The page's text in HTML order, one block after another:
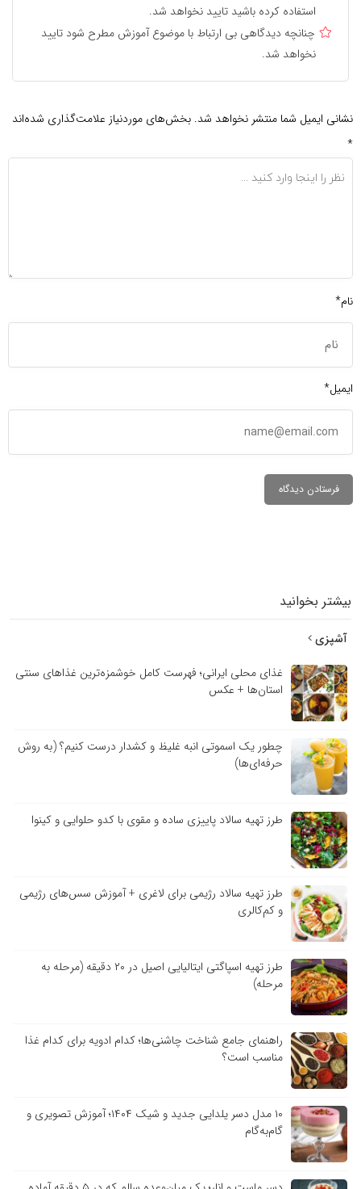
استفاده کرده باشید تایید نخواهد شد.
چنانچه دیدگاهی بی ارتباط با موضوع آموزش مطرح شود تایید
نخواهد شد.
نشانی ایمیل شما منتشر نخواهد شد. بخش‌های موردنیاز علامت‌گذاری شده‌اند
*
نام*
ایمیل*
بیشتر بخوانید
آشپزی
غذای محلی ایرانی؛ فهرست کامل خوشمزه‌ترین غذاهای سنتی
استان‌ها + عکس
چطور یک اسموتی انبه غلیظ و کشدار درست کنیم؟ (به روش
حرفه‌ای‌ها)
طرز تهیه سالاد پاییزی ساده و مقوی با کدو حلوایی و کینوا
طرز تهیه سالاد رژیمی برای لاغری + آموزش سس‌های رژیمی
و کم‌کالری
طرز تهیه اسپاگتی ایتالیایی اصیل در ۲۰ دقیقه (مرحله به
مرحله)
راهنمای جامع شناخت چاشنی‌ها؛ کدام ادویه برای کدام غذا
مناسب است؟
۱۰ مدل دسر یلدایی جدید و شیک ۱۴۰۴؛ آموزش تصویری و
گام‌به‌گام